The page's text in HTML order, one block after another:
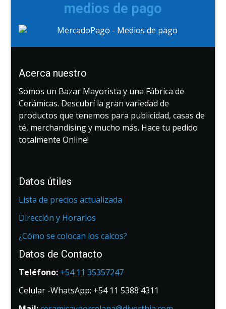
medios de pago
Acerca nuestro
Somos un Bazar Mayorista y una Fábrica de
Cerámicas. Descubrí la gran variedad de
productos que tenemos para publicidad, casas de
té, merchandising y mucho más. Hace tu pedido
totalmente Online!
Datos útiles
Lista de precios actualizada
Dirección y Horarios
¿Cómo se colocan los calcos?
Datos de Contacto
Teléfono: +54 11 35357247
Celular -WhatsApp: +54 11 5388 4311